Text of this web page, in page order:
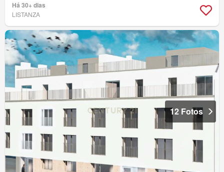
Há 30+ dias
LISTANZA
12 Fotos